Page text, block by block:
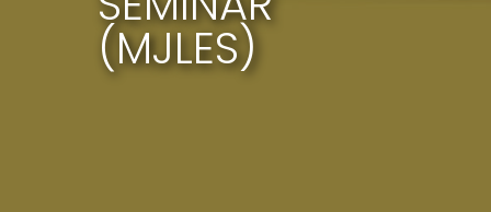
(MJLES)